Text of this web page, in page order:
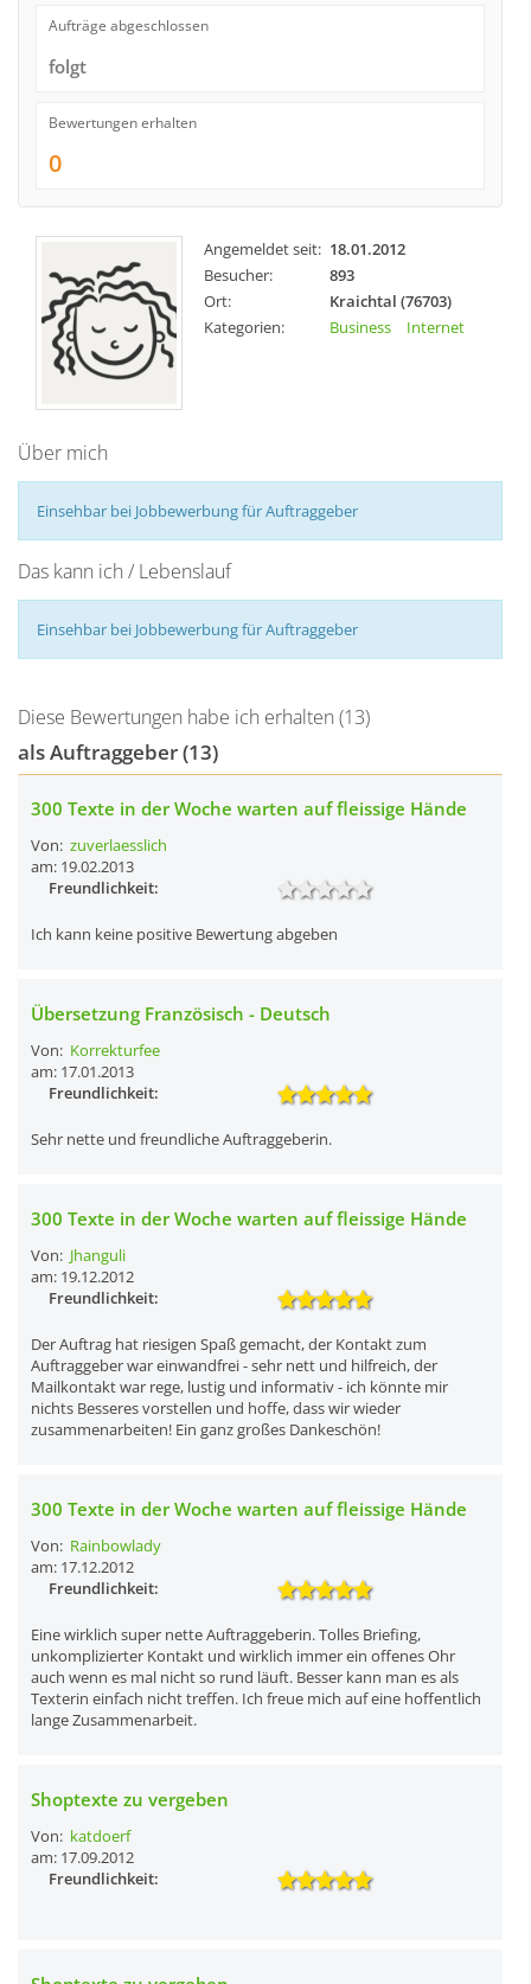
Aufträge abgeschlossen
folgt
Bewertungen erhalten
0
Angemeldet seit: 18.01.2012
Besucher:
893
Ort:
Kraichtal (76703)
Kategorien:
Business Internet
Über mich
Einsehbar bei Jobbewerbung für Auftraggeber
Das kann ich / Lebenslauf
Einsehbar bei Jobbewerbung für Auftraggeber
Diese Bewertungen habe ich erhalten (13)
als Auftraggeber (13)
300 Texte in der Woche warten auf fleissige Hände
Von: zuverlaesslich
am: 19.02.2013
Freundlichkeit:
Ich kann keine positive Bewertung abgeben
Übersetzung Französisch - Deutsch
Von: Korrekturfee
am: 17.01.2013
Freundlichkeit:
Sehr nette und freundliche Auftraggeberin.
300 Texte in der Woche warten auf fleissige Hände
Von: Jhanguli
am: 19.12.2012
Freundlichkeit:
Der Auftrag hat riesigen Spaß gemacht, der Kontakt zum
Auftraggeber war einwandfrei - sehr nett und hilfreich, der
Mailkontakt war rege, lustig und informativ - ich könnte mir
nichts Besseres vorstellen und hoffe, dass wir wieder
zusammenarbeiten! Ein ganz großes Dankeschön!
300 Texte in der Woche warten auf fleissige Hände
Von: Rainbowlady
am: 17.12.2012
Freundlichkeit:
Eine wirklich super nette Auftraggeberin. Tolles Briefing,
unkomplizierter Kontakt und wirklich immer ein offenes Ohr
auch wenn es mal nicht so rund läuft. Besser kann man es als
Texterin einfach nicht treffen. Ich freue mich auf eine hoffentlich
lange Zusammenarbeit.
Shoptexte zu vergeben
Von: katdoerf
am: 17.09.2012
Freundlichkeit: